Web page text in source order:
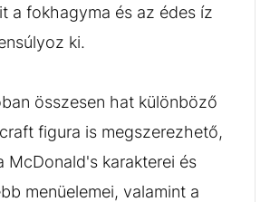
a fokhagyma és az édes íz
ki.
összesen hat különböző
figura is megszerezhető,
McDonald's karakterei és
menüelemei, valamint a